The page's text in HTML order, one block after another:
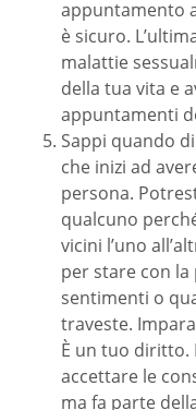
appuntamento
è sicuro.
malattie
della tua vita e
appuntamenti
Sappi quando
che inizi ad
persona.
qualcuno
vicini l’uno
per stare con
sentimenti o
traveste.
È un tuo diritto.
accettare le
ma fa parte